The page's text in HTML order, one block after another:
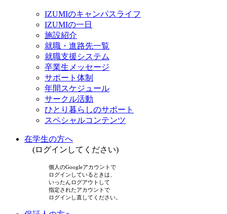
IZUMIのキャンパスライフ
IZUMIの一日
施設紹介
就職・進路先一覧
就職支援システム
卒業生メッセージ
サポート体制
年間スケジュール
サークル活動
ひとり暮らしのサポート
スペシャルコンテンツ
在学生の方へ
(ログインしてください)
個人のGoogleアカウントで
ログインしているときは、
いったんログアウトして
指定されたアカウントで
ログインし直してください。